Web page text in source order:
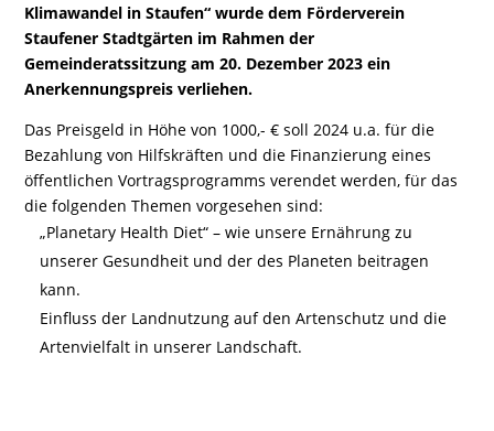
Klimawandel in Staufen“ wurde dem Förderverein
Staufener Stadtgärten im Rahmen der
Gemeinderatssitzung am 20. Dezember 2023 ein
Anerkennungspreis verliehen.
Das Preisgeld in Höhe von 1000,- € soll 2024 u.a. für die
Bezahlung von Hilfskräften und die Finanzierung eines
öffentlichen Vortragsprogramms verendet werden, für das
die folgenden Themen vorgesehen sind:
„Planetary Health Diet“ – wie unsere Ernährung zu
unserer Gesundheit und der des Planeten beitragen
kann.
Einfluss der Landnutzung auf den Artenschutz und die
Artenvielfalt in unserer Landschaft.